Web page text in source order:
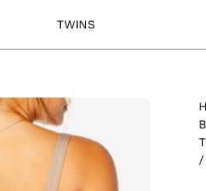
TWINS
/